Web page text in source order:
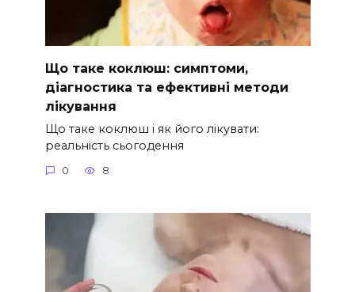
Що таке коклюш: симптоми,
діагностика та ефективні методи
лікування
Що таке коклюш і як його лікувати:
реальність сьогодення
0 8